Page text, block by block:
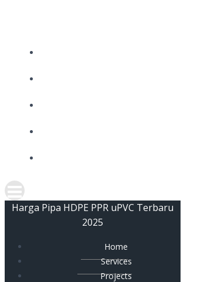
Harga Pipa HDPE PPR uPVC Terbaru
2025
Home
Services
Projects